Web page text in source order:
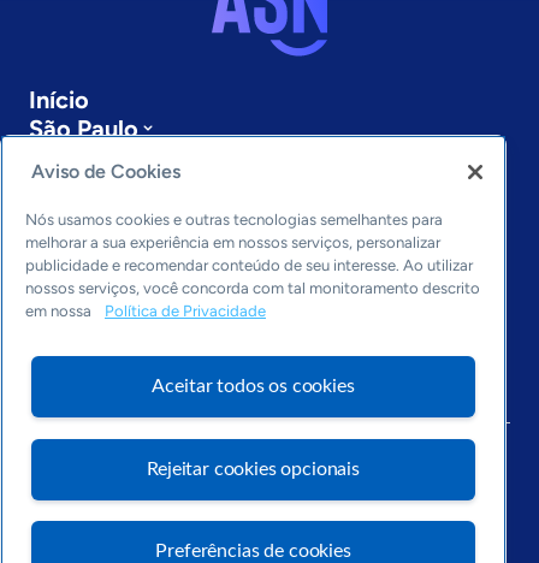
Início
São Paulo
Sobre a ASN
Últimas notícias
Entre em contato
Editorias
Economia & Política
Inovação & Tecnologia
Cultura empreendedora
Arquivo
Aviso de Cookies
Nós usamos cookies e outras tecnologias semelhantes para
melhorar a sua experiência em nossos serviços, personalizar
publicidade e recomendar conteúdo de seu interesse. Ao utilizar
nossos serviços, você concorda com tal monitoramento descrito
em nossa
Política de Privacidade
Aceitar todos os cookies
Rejeitar cookies opcionais
Preferências de cookies